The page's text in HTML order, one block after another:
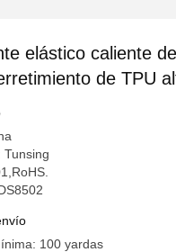
elástico caliente
de TPU
Tunsing
100 yardas